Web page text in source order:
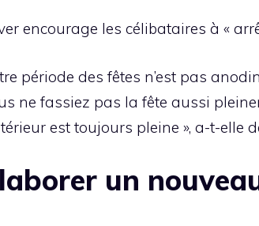
encourage les célibataires à «
période des fêtes n’est pas
ne fassiez pas la fête aussi
est toujours pleine », a-t-elle
un